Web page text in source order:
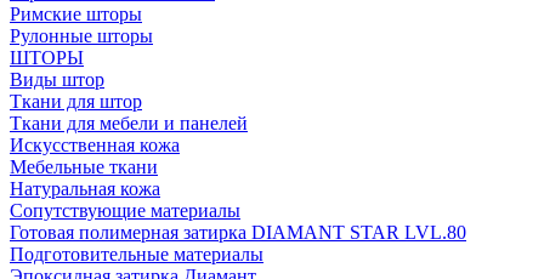
Римские шторы
Рулонные шторы
ШТОРЫ
Виды штор
Ткани для штор
Ткани для мебели и панелей
Искусственная кожа
Мебельные ткани
Натуральная кожа
Сопутствующие материалы
Готовая полимерная затирка DIAMANT STAR LVL.80
Подготовительные материалы